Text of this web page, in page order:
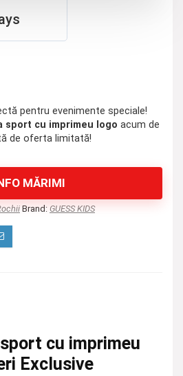
pentru evenimente speciale!
sport cu imprimeu logo acum de
de oferta limitată!
MĂRIMI
Brand: GUESS KIDS
cu imprimeu
Exclusive